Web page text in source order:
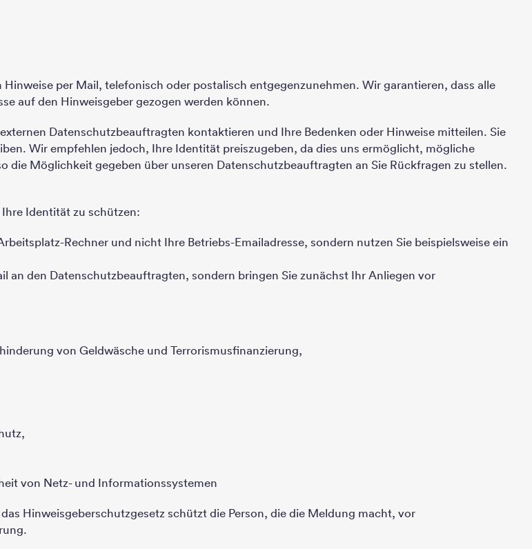
per Mail, telefonisch oder postalisch entgegenzunehmen. Wir garantieren, dass alle
auf den Hinweisgeber gezogen werden können.
Datenschutzbeauftragten kontaktieren und Ihre Bedenken oder Hinweise mitteilen. Sie
Wir empfehlen jedoch, Ihre Identität preiszugeben, da dies uns ermöglicht, mögliche
Möglichkeit gegeben über unseren Datenschutzbeauftragten an Sie Rückfragen zu stellen.
Identität zu schützen:
Rechner und nicht Ihre Betriebs-Emailadresse, sondern nutzen Sie beispielsweise ein
an den Datenschutzbeauftragten, sondern bringen Sie zunächst Ihr Anliegen vor
von Geldwäsche und Terrorismusfinanzierung,
von Netz- und Informationssystemen
Hinweisgeberschutzgesetz schützt die Person, die die Meldung macht, vor